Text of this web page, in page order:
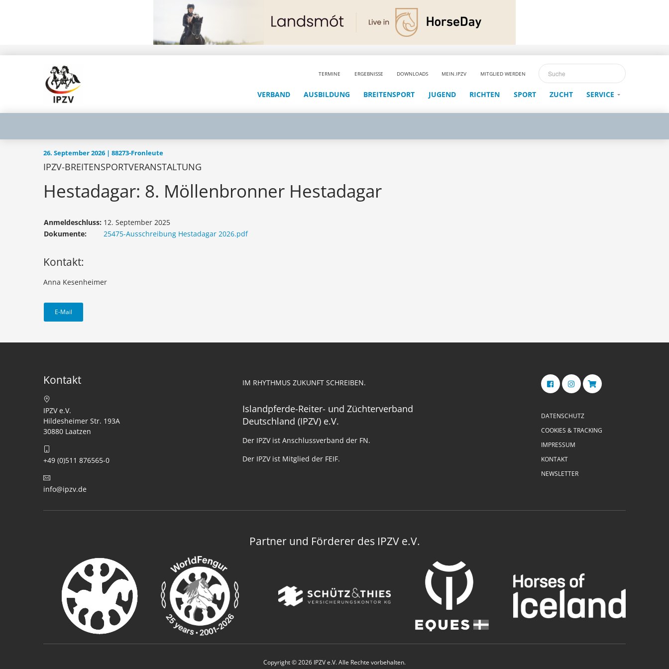
TERMINE ERGEBNISSE DOWNLOADS MEIN.IPZV MITGLIED WERDEN
VERBAND AUSBILDUNG BREITENSPORT JUGEND RICHTEN SPORT ZUCHT SERVICE
26. September 2026 | 88273-Fronleute
IPZV-BREITENSPORTVERANSTALTUNG
Hestadagar: 8. Möllenbronner Hestadagar
Anmeldeschluss: 12. September 2025
Dokumente:
25475-Ausschreibung Hestadagar 2026.pdf
Kontakt:
Anna Kesenheimer
E-Mail
Kontakt
IPZV e.V.
Hildesheimer Str. 193A
30880 Laatzen
+49 (0)511 876565-0
info@ipzv.de
IM RHYTHMUS ZUKUNFT SCHREIBEN.
Islandpferde-Reiter- und Züchterverband
Deutschland (IPZV) e.V.
Der IPZV ist Anschlussverband der FN.
Der IPZV ist Mitglied der FEIF.
DATENSCHUTZ
COOKIES & TRACKING
IMPRESSUM
KONTAKT
NEWSLETTER
Partner und Förderer des IPZV e.V.
Copyright © 2026 IPZV e.V. Alle Rechte vorbehalten.